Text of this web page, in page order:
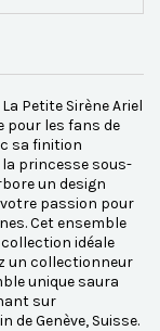
Petite Sirène Ariel
pour les fans de
sa finition
princesse sous-
un design
passion pour
Cet ensemble
idéale
un collectionneur
unique saura
sur
Genève, Suisse.